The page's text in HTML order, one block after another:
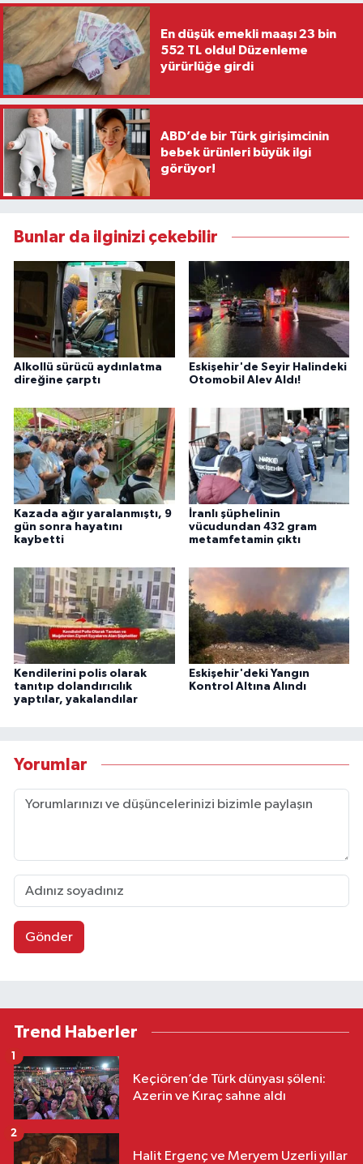
En düşük emekli maaşı 23 bin
552 TL oldu! Düzenleme
yürürlüğe girdi
ABD’de bir Türk girişimcinin
bebek ürünleri büyük ilgi
görüyor!
Bunlar da ilginizi çekebilir
Alkollü sürücü aydınlatma
direğine çarptı
Eskişehir'de Seyir Halindeki
Otomobil Alev Aldı!
Kazada ağır yaralanmıştı, 9
gün sonra hayatını
kaybetti
İranlı şüphelinin
vücudundan 432 gram
metamfetamin çıktı
Kendilerini polis olarak
tanıtıp dolandırıcılık
yaptılar, yakalandılar
Eskişehir'deki Yangın
Kontrol Altına Alındı
Yorumlar
Gönder
Trend Haberler
Keçiören’de Türk dünyası şöleni:
Azerin ve Kıraç sahne aldı
1
Halit Ergenç ve Meryem Uzerli yıllar
2